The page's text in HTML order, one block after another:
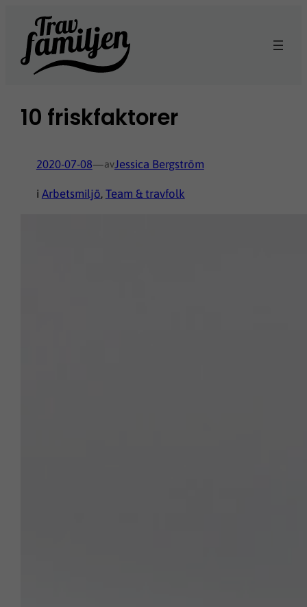
Hoppa
innehåll
10 friskfaktorer
2020-07-08—avJessica Bergström
i Arbetsmiljö, Team & travfolk